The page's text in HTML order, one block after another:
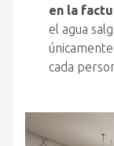
en la
el agua
cada